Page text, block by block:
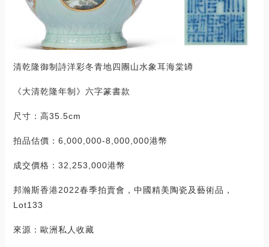
清乾隆御制詩洋彩冬青地四團山水象耳海棠罇
《大清乾隆年制》六字篆書款
尺寸：高35.5cm
拍品估價：6,000,000-8,000,000港幣
成交價格：32,253,000港幣
邦瀚斯香港2022春季拍賣會，中國精美陶瓷及藝術品，
Lot133
來源：歐洲私人收藏